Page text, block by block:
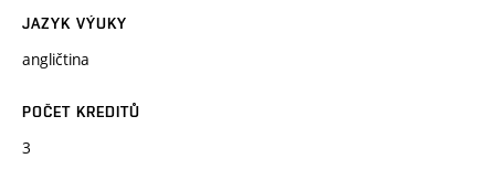
JAZYK VÝUKY
angličtina
POČET KREDITŮ
3